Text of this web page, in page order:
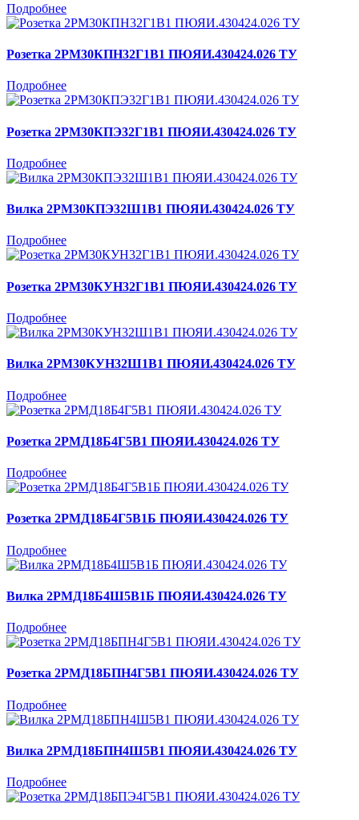
Подробнее
Розетка 2РМ30КПН32Г1В1 ПЮЯИ.430424.026 ТУ
Подробнее
Розетка 2РМ30КПЭ32Г1В1 ПЮЯИ.430424.026 ТУ
Подробнее
Вилка 2РМ30КПЭ32Ш1В1 ПЮЯИ.430424.026 ТУ
Подробнее
Розетка 2РМ30КУН32Г1В1 ПЮЯИ.430424.026 ТУ
Подробнее
Вилка 2РМ30КУН32Ш1В1 ПЮЯИ.430424.026 ТУ
Подробнее
Розетка 2РМД18Б4Г5В1 ПЮЯИ.430424.026 ТУ
Подробнее
Розетка 2РМД18Б4Г5В1Б ПЮЯИ.430424.026 ТУ
Подробнее
Вилка 2РМД18Б4Ш5В1Б ПЮЯИ.430424.026 ТУ
Подробнее
Розетка 2РМД18БПН4Г5В1 ПЮЯИ.430424.026 ТУ
Подробнее
Вилка 2РМД18БПН4Ш5В1 ПЮЯИ.430424.026 ТУ
Подробнее